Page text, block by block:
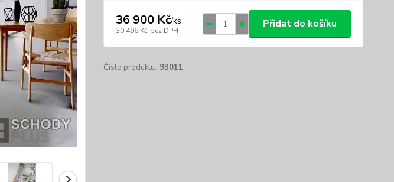
36 900 Kč/ks
30 496 Kč bez DPH
Přidat do košíku
Číslo produktu: 93011